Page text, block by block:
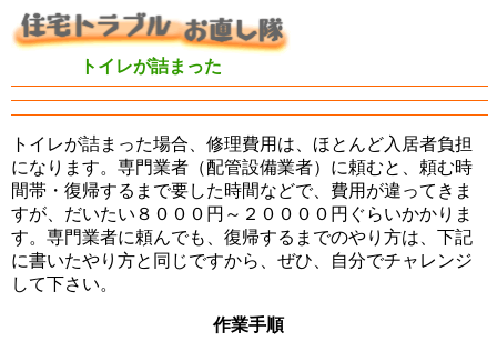
トイレが詰まった
トイレが詰まった場合、修理費用は、ほとんど入居者負担
になります。専門業者（配管設備業者）に頼むと、頼む時
間帯・復帰するまで要した時間などで、費用が違ってきま
すが、だいたい８０００円～２００００円ぐらいかかりま
す。専門業者に頼んでも、復帰するまでのやり方は、下記
に書いたやり方と同じですから、ぜひ、自分でチャレンジ
して下さい。
作業手順